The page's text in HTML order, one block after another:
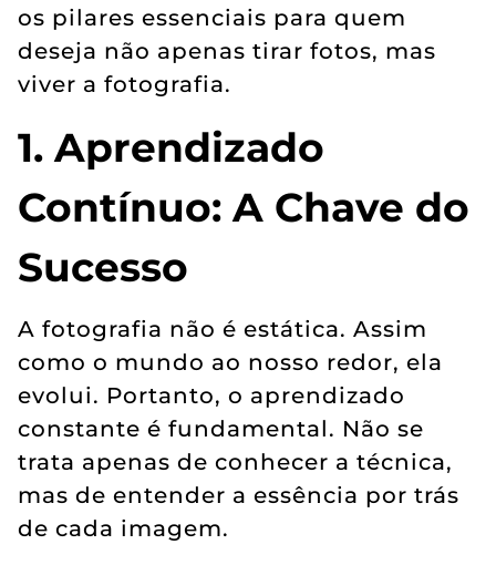
os pilares essenciais para quem
deseja não apenas tirar fotos, mas
viver a fotografia.
1. Aprendizado
Contínuo: A Chave do
Sucesso
A fotografia não é estática. Assim
como o mundo ao nosso redor, ela
evolui. Portanto, o aprendizado
constante é fundamental. Não se
trata apenas de conhecer a técnica,
mas de entender a essência por trás
de cada imagem.